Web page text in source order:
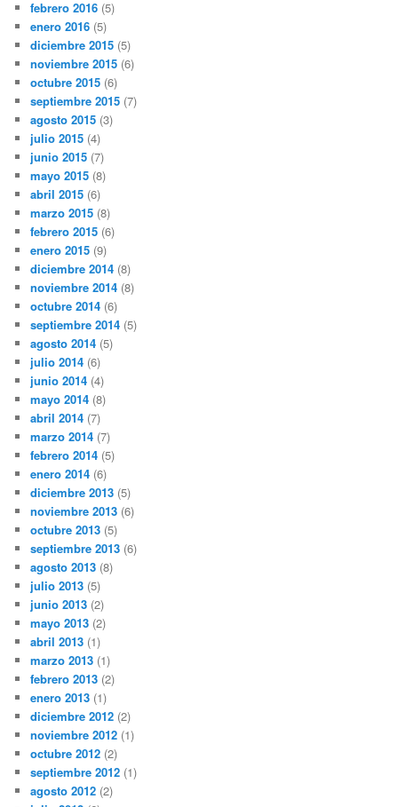
febrero 2016 (5)
enero 2016 (5)
diciembre 2015 (5)
noviembre 2015 (6)
octubre 2015 (6)
septiembre 2015 (7)
agosto 2015 (3)
julio 2015 (4)
junio 2015 (7)
mayo 2015 (8)
abril 2015 (6)
marzo 2015 (8)
febrero 2015 (6)
enero 2015 (9)
diciembre 2014 (8)
noviembre 2014 (8)
octubre 2014 (6)
septiembre 2014 (5)
agosto 2014 (5)
julio 2014 (6)
junio 2014 (4)
mayo 2014 (8)
abril 2014 (7)
marzo 2014 (7)
febrero 2014 (5)
enero 2014 (6)
diciembre 2013 (5)
noviembre 2013 (6)
octubre 2013 (5)
septiembre 2013 (6)
agosto 2013 (8)
julio 2013 (5)
junio 2013 (2)
mayo 2013 (2)
abril 2013 (1)
marzo 2013 (1)
febrero 2013 (2)
enero 2013 (1)
diciembre 2012 (2)
noviembre 2012 (1)
octubre 2012 (2)
septiembre 2012 (1)
agosto 2012 (2)